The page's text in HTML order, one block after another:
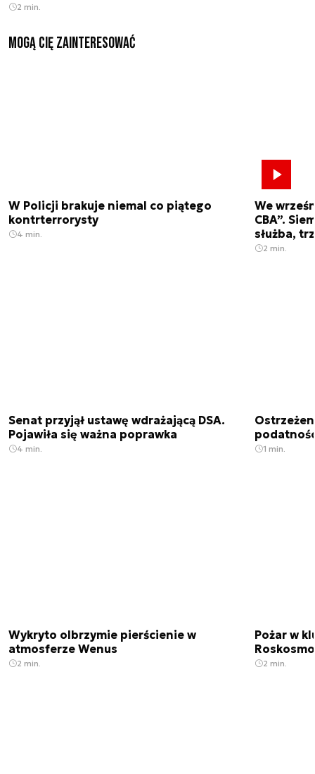
2 min.
Mogą Cię zainteresować
W Policji brakuje niemal co piątego
kontrterrorysty
4 min.
We
CBA”.
służba,
2 min.
Senat przyjął ustawę wdrażającą DSA.
Pojawiła się ważna poprawka
4 min. 1 min.
Wykryto olbrzymie pierścienie w
atmosferze Wenus
2 min.
Pożar w
2 min.